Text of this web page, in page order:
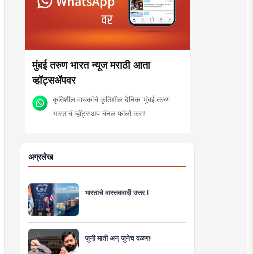
मुंबई तरुण भारत न्यूज मराठी आता
व्हॉट्सॲपवर
कृतिशील वाचकांचे कृतिशील दैनिक 'मुंबई तरुण
भारत'चं व्हॉट्सअप चॅनल फॉलो करा!
अग्रलेख
भारताचे वास्तववादी उत्तर !
जुनी माती अन् जुनेच वळण!